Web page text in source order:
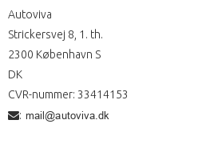
Autoviva
Strickersvej 8, 1. th.
2300 København S
DK
CVR-nummer: 33414153
: